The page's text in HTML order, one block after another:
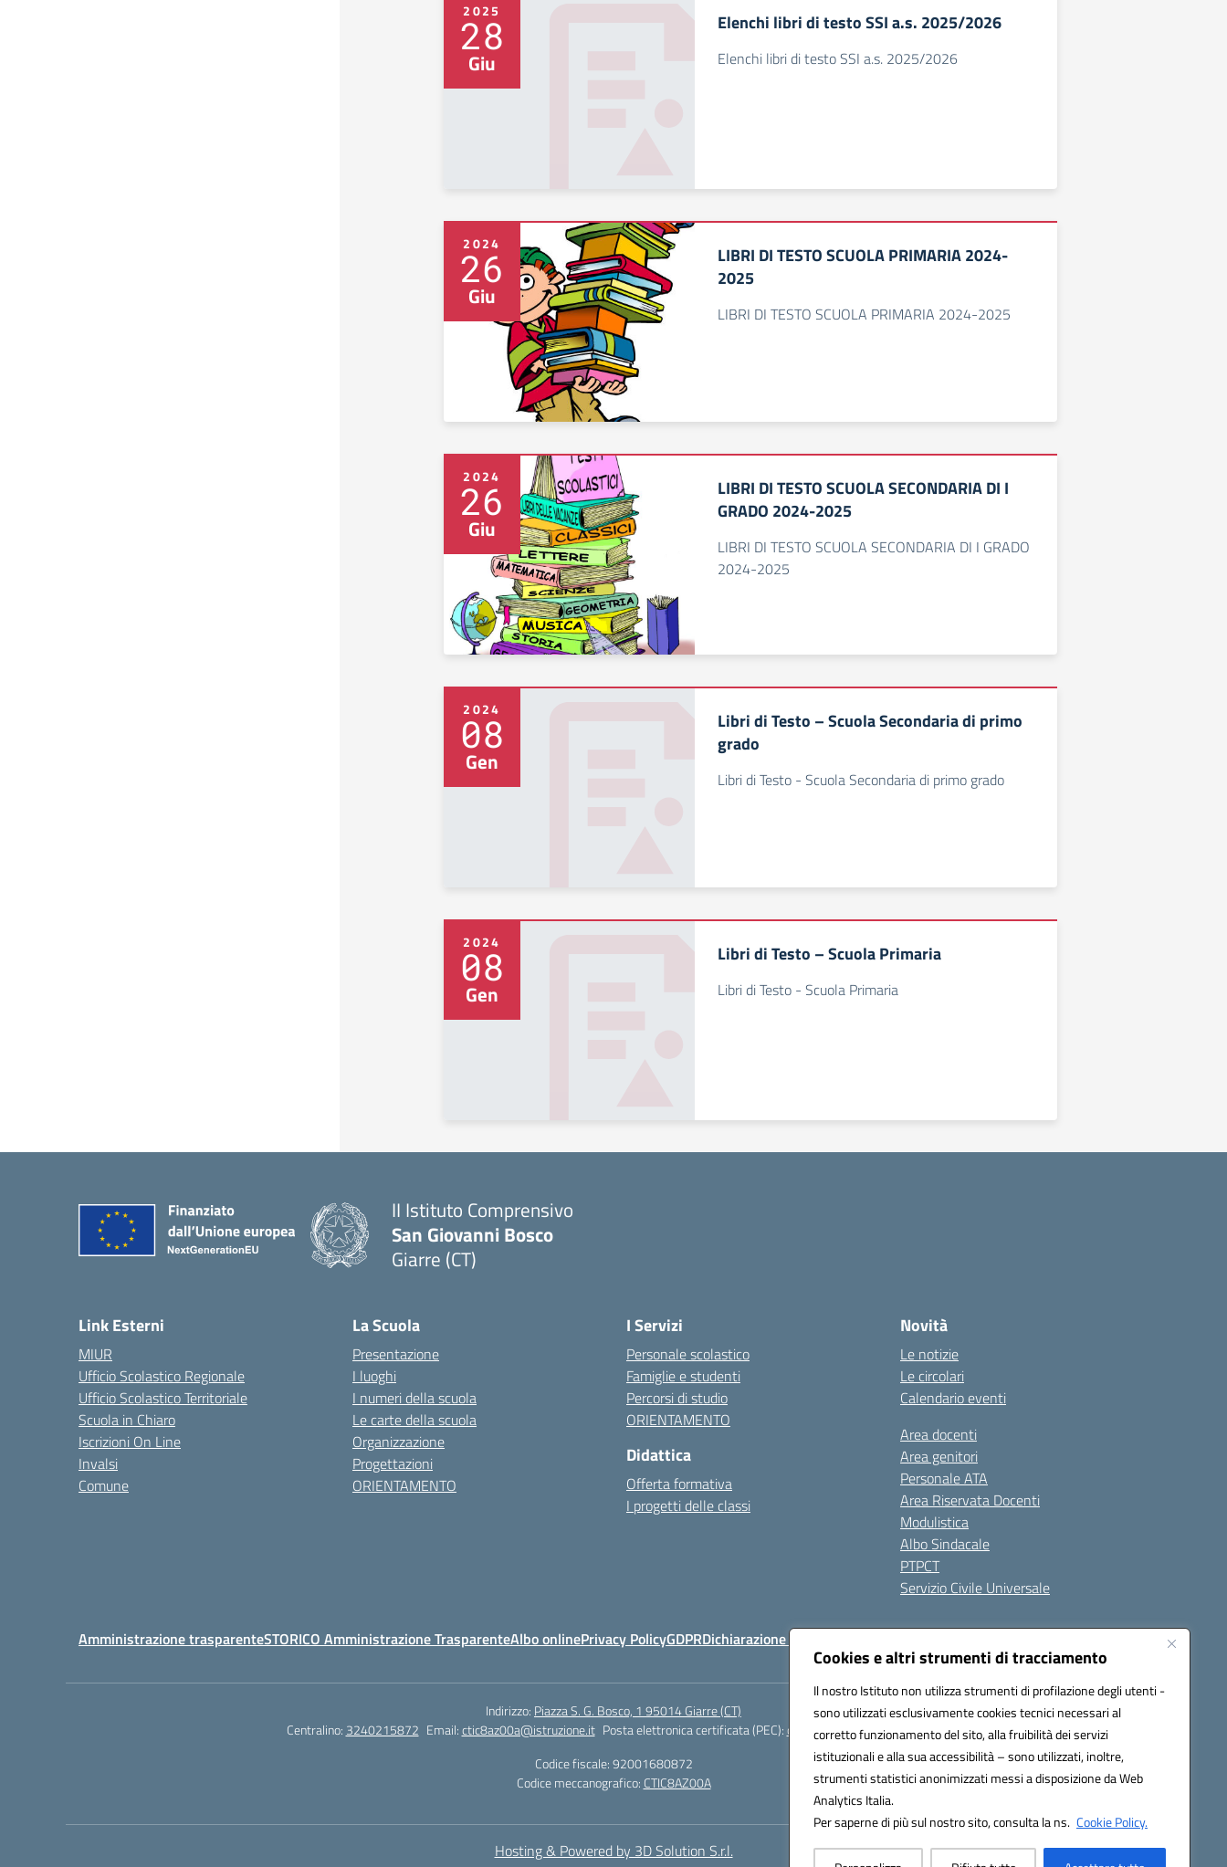
Cookies e altri strumenti di tracciamento
Il nostro Istituto non utilizza strumenti di profilazione degli utenti -
sono utilizzati esclusivamente cookies tecnici necessari al
corretto funzionamento del sito, alla fruibilità dei servizi
istituzionali e alla sua accessibilità – sono utilizzati, inoltre,
strumenti statistici anonimizzati messi a disposizione da Web
Analytics Italia.
Per saperne di più sul nostro sito, consulta la ns. Cookie Policy.
2025
28
Giu
Elenchi libri di testo SSI a.s. 2025/2026
Elenchi libri di testo SSI a.s. 2025/2026
2024
26
Giu
LIBRI DI TESTO SCUOLA PRIMARIA 2024-
2025
LIBRI DI TESTO SCUOLA PRIMARIA 2024-2025
2024
26
Giu
LIBRI DI TESTO SCUOLA SECONDARIA DI I
GRADO 2024-2025
LIBRI DI TESTO SCUOLA SECONDARIA DI I GRADO
2024-2025
2024
08
Gen
Libri di Testo – Scuola Secondaria di primo
grado
Libri di Testo - Scuola Secondaria di primo grado
2024
08
Gen
Libri di Testo – Scuola Primaria
Libri di Testo - Scuola Primaria
II Istituto Comprensivo
San Giovanni Bosco
Giarre (CT)
Link Esterni
MIUR
Ufficio Scolastico Regionale
Ufficio Scolastico Territoriale
Scuola in Chiaro
Iscrizioni On Line
Invalsi
Comune
La Scuola
Presentazione
I luoghi
I numeri della scuola
Le carte della scuola
Organizzazione
Progettazioni
ORIENTAMENTO
I Servizi
Personale scolastico
Famiglie e studenti
Percorsi di studio
ORIENTAMENTO
Didattica
Offerta formativa
I progetti delle classi
Novità
Le notizie
Le circolari
Calendario eventi
Area docenti
Area genitori
Personale ATA
Area Riservata Docenti
Modulistica
Albo Sindacale
PTPCT
Servizio Civile Universale
Amministrazione trasparenteSTORICO Amministrazione TrasparenteAlbo onlinePrivacy PolicyGDPRDichiarazione di accessibilità
Indirizzo: Piazza S. G. Bosco, 1 95014 Giarre (CT)
Centralino: 3240215872 Email:ctic8az00a@istruzione.it Posta elettronica certificata (PEC):ctic8az00a@pec.istruzione.it
Codice fiscale: 92001680872
Codice meccanografico: CTIC8AZ00A
Hosting & Powered by 3D Solution S.r.l.